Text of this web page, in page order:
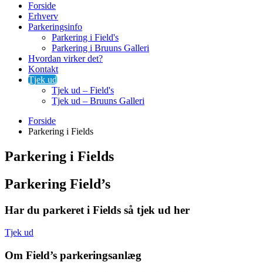
Forside
Erhverv
Parkeringsinfo
Parkering i Field's
Parkering i Bruuns Galleri
Hvordan virker det?
Kontakt
Tjek ud
Tjek ud – Field's
Tjek ud – Bruuns Galleri
Forside
Parkering i Fields
Parkering i Fields
Parkering Field’s
Har du parkeret i Fields så tjek ud her
Tjek ud
Om Field’s parkeringsanlæg